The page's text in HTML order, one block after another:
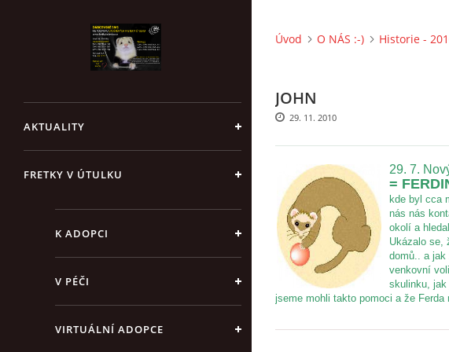
AKTUALITY
FRETKY V ÚTULKU
K ADOPCI
V PÉČI
VIRTUÁLNÍ ADOPCE
Úvod O NÁS :-) Historie -
JOHN
29. 11. 2010
29. 7.
=
kde byl cca
nás nás
okolí a
Ukázalo se,
domů.. a jak
venkovní
skulinku,
jseme mohli takto pomoci a že